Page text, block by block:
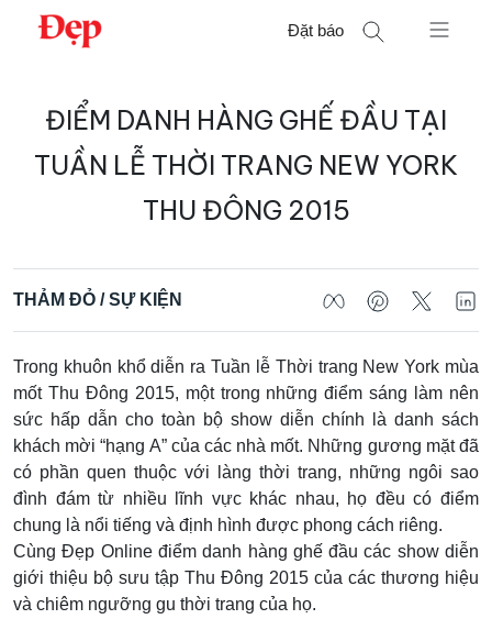
Chuyển
Đặt báo
kiếm
ĐIỂM DANH HÀNG GHẾ ĐẦU TẠI
TUẦN LỄ THỜI TRANG NEW YORK
THU ĐÔNG 2015
THẢM ĐỎ / SỰ KIỆN
Trong khuôn khổ diễn ra Tuần lễ Thời trang New York mùa
mốt Thu Đông 2015, một trong những điểm sáng làm nên
sức hấp dẫn cho toàn bộ show diễn chính là danh sách
khách mời “hạng A” của các nhà mốt. Những gương mặt đã
có phần quen thuộc với làng thời trang, những ngôi sao
đình đám từ nhiều lĩnh vực khác nhau, họ đều có điểm
chung là nổi tiếng và định hình được phong cách riêng.
Cùng Đẹp Online điểm danh hàng ghế đầu các show diễn
giới thiệu bộ sưu tập Thu Đông 2015 của các thương hiệu
và chiêm ngưỡng gu thời trang của họ.